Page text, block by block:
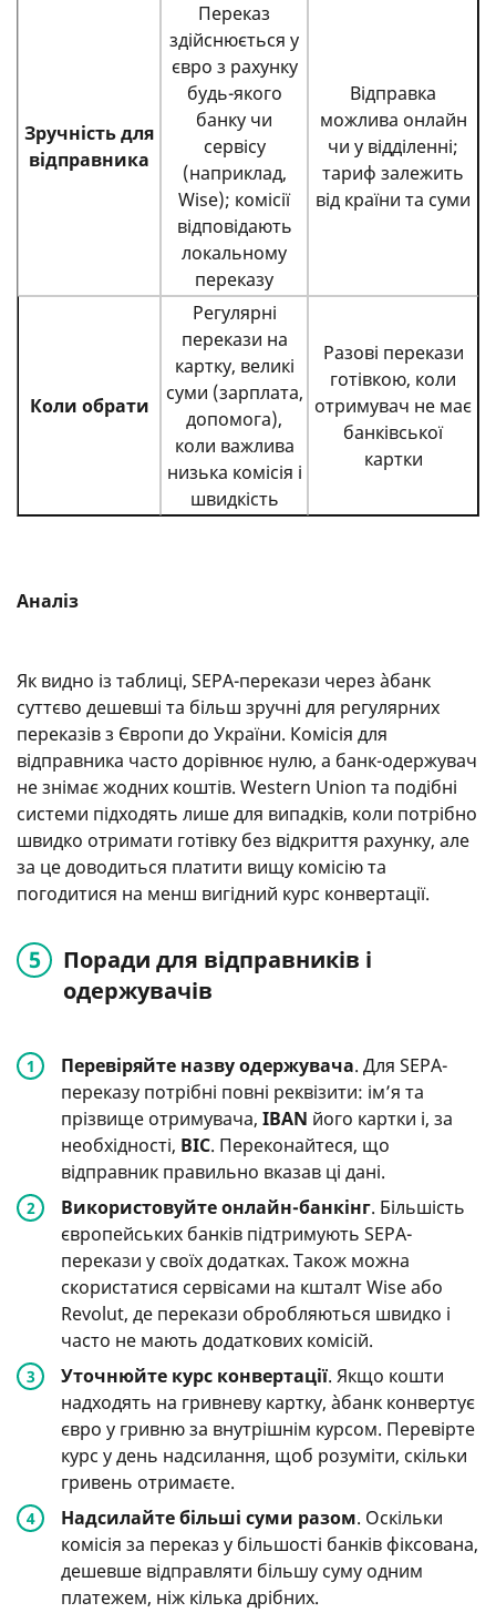
Зручність для
відправника
Переказ
здійснюється у
євро з рахунку
будь-якого
банку чи
сервісу
(наприклад,
Wise); комісії
відповідають
локальному
переказу
Відправка
можлива онлайн
чи у відділенні;
тариф залежить
від країни та суми
Коли обрати
Регулярні
перекази на
картку, великі
суми (зарплата,
допомога),
коли важлива
низька комісія і
швидкість
Разові перекази
готівкою, коли
отримувач не має
банківської
картки
Аналіз
Як видно із таблиці, SEPA-перекази через àбанк
суттєво дешевші та більш зручні для регулярних
переказів з Європи до України. Комісія для
відправника часто дорівнює нулю, а банк-одержувач
не знімає жодних коштів. Western Union та подібні
системи підходять лише для випадків, коли потрібно
швидко отримати готівку без відкриття рахунку, але
за це доводиться платити вищу комісію та
погодитися на менш вигідний курс конвертації.
Поради для відправників і
одержувачів
Перевіряйте назву одержувача. Для SEPA-
переказу потрібні повні реквізити: ім’я та
прізвище отримувача, IBAN його картки і, за
необхідності, BIC. Переконайтеся, що
відправник правильно вказав ці дані.
Використовуйте онлайн-банкінг. Більшість
європейських банків підтримують SEPA-
перекази у своїх додатках. Також можна
скористатися сервісами на кшталт Wise або
Revolut, де перекази обробляються швидко і
часто не мають додаткових комісій.
Уточнюйте курс конвертації. Якщо кошти
надходять на гривневу картку, àбанк конвертує
євро у гривню за внутрішнім курсом. Перевірте
курс у день надсилання, щоб розуміти, скільки
гривень отримаєте.
Надсилайте більші суми разом. Оскільки
комісія за переказ у більшості банків фіксована,
дешевше відправляти більшу суму одним
платежем, ніж кілька дрібних.